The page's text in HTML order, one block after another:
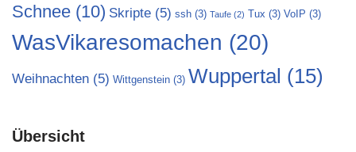
Schnee (10) Skripte (5) ssh (3) Taufe (2) Tux (3) VoIP (3)
WasVikaresomachen (20)
Weihnachten (5) Wittgenstein (3) Wuppertal (15)
Übersicht